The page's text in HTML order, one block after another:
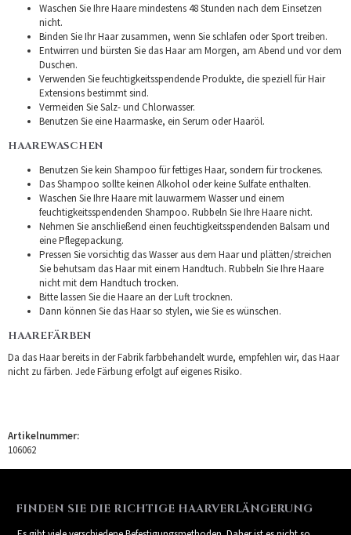
Waschen Sie Ihre Haare mindestens 48 Stunden nach dem Einsetzen
nicht.
Binden Sie Ihr Haar zusammen, wenn Sie schlafen oder Sport treiben.
Entwirren und bürsten Sie das Haar am Morgen, am Abend und vor dem
Duschen.
Verwenden Sie feuchtigkeitsspendende Produkte, die speziell für Hair
Extensions bestimmt sind.
Vermeiden Sie Salz- und Chlorwasser.
Benutzen Sie eine Haarmaske, ein Serum oder Haaröl.
HAAREWASCHEN
Benutzen Sie kein Shampoo für fettiges Haar, sondern für trockenes.
Das Shampoo sollte keinen Alkohol oder keine Sulfate enthalten.
Waschen Sie Ihre Haare mit lauwarmem Wasser und einem
feuchtigkeitsspendenden Shampoo. Rubbeln Sie Ihre Haare nicht.
Nehmen Sie anschließend einen feuchtigkeitsspendenden Balsam und
eine Pflegepackung.
Pressen Sie vorsichtig das Wasser aus dem Haar und plätten/streichen
Sie behutsam das Haar mit einem Handtuch. Rubbeln Sie Ihre Haare
nicht mit dem Handtuch trocken.
Bitte lassen Sie die Haare an der Luft trocknen.
Dann können Sie das Haar so stylen, wie Sie es wünschen.
HAAREFÄRBEN
Da das Haar bereits in der Fabrik farbbehandelt wurde, empfehlen wir, das Haar
nicht zu färben. Jede Färbung erfolgt auf eigenes Risiko.
Artikelnummer:
106062
FINDEN SIE DIE RICHTIGE HAARVERLÄNGERUNG